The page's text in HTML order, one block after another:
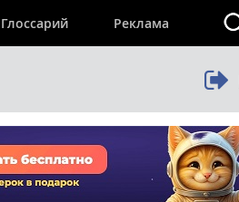
Глоссарий Реклама